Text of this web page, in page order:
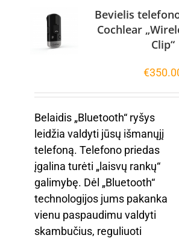
Bevielis
Cochlear
Clip“
€
Belaidis „Bluetooth“ ryšys
leidžia valdyti jūsų išmanųjį
telefoną. Telefono priedas
įgalina turėti „laisvų rankų“
galimybę. Dėl „Bluetooth“
technologijos jums pakanka
vienu paspaudimu valdyti
skambučius, reguliuoti